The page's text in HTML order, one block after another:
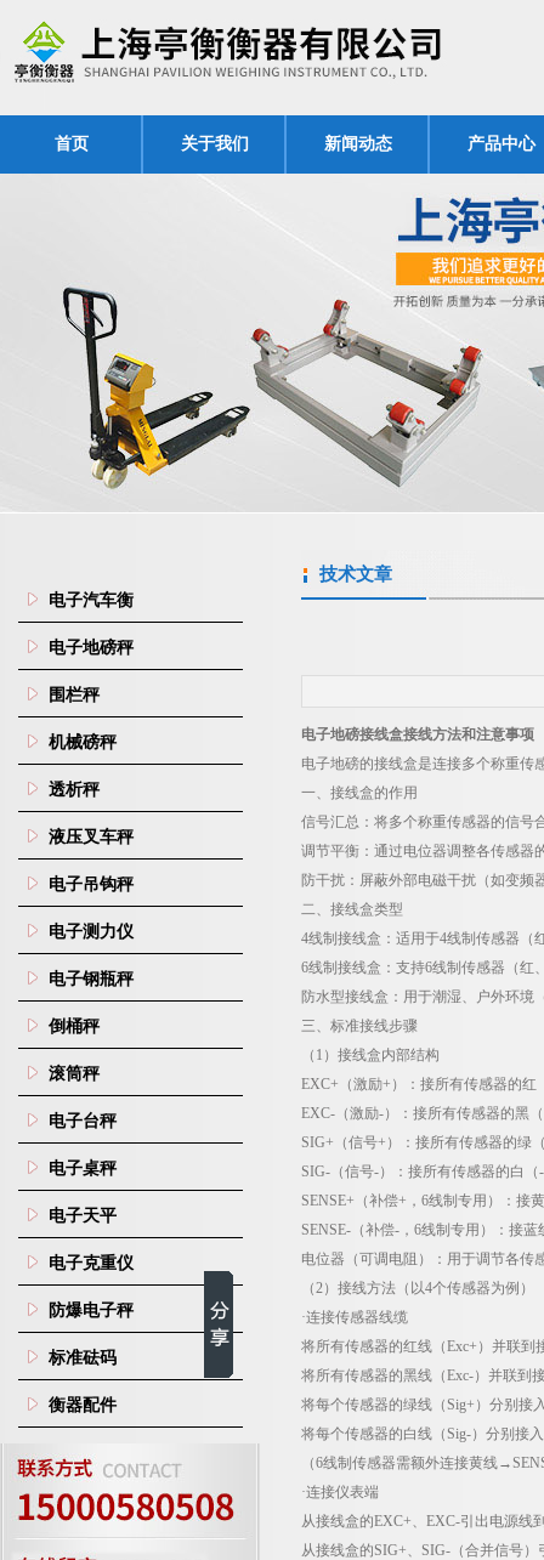
首页 关于我们 新闻动态 产品中心
电子汽车衡
电子地磅秤
围栏秤
机械磅秤
透析秤
液压叉车秤
电子吊钩秤
电子测力仪
电子钢瓶秤
倒桶秤
滚筒秤
电子台秤
电子桌秤
电子天平
电子克重仪
防爆电子秤
标准砝码
衡器配件
技术文章
电子地磅接线盒接线方法和注意事项
电子地磅的接线盒是连接多个称重传
一、接线盒的作用
信号汇总 ：将多个称重传感器的信号
调节平衡 ：通过电位器调整各传感
防干扰 ：屏蔽外部电磁干扰（如变频
二、接线盒类型
4线制接线盒 ：适用于4线制传感器（
6线制接线盒 ：支持6线制传感器（红
防水型接线盒 ：用于潮湿、户外环境
三、标准接线步骤
（ 1 ）接线盒内部结构
EXC+ （激励+ ）
：接所有传感器的红
EXC- （激励-）
：接所有传感器的黑（
SIG+ （信号+ ）
：接所有传感器的绿
SIG- （信号-） ：接所有传感器的白（-
SENSE+ （补偿+ ， 6线制专用）
：接
SENSE- （补偿- ， 6线制专用）
：接
电位器（可调电阻）
：用于调节各传
（2）接线方法（以4个传感器为例）
·连接传感器线缆
将所有传感器的红线（Exc+ ）并联到
将所有传感器的黑线（Exc-）并联到
将每个传感器的绿线（Sig+ ）分别接
将每个传感器的白线（Sig-）分别接
（6线制传感器需额外连接黄线→
·连接仪表端
从接线盒的EXC+、 EXC-引出电源线
从接线盒的SIG+、 SIG- （合并信号